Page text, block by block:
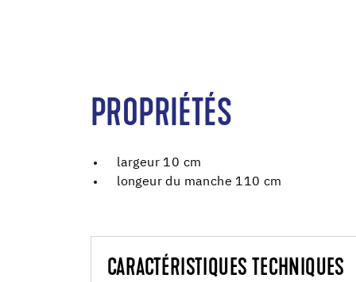
PROPRIÉTÉS
largeur 10 cm
longeur du manche 110 cm
CARACTÉRISTIQUES TECHNIQUES